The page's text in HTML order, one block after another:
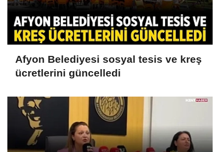
Afyon Belediyesi sosyal tesis ve kreş
ücretlerini güncelledi